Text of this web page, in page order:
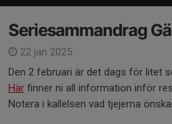
Seriesammandrag
22 jan 2025
Den 2 februari är det dags för litet
Här finner ni all information inför
Notera i kallelsen vad tjejerna